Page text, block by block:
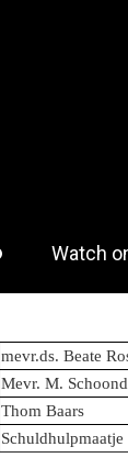
mevr.ds. Beate
Mevr. M.
Thom Baars
Schuldhulpmaatje